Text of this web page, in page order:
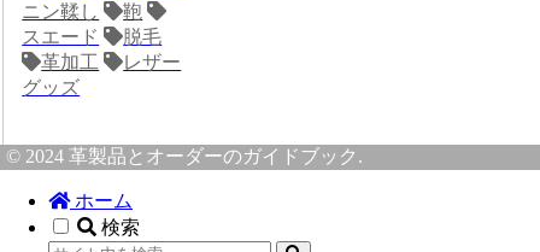
ニン鞣し
鞄
スエード
脱毛
革加工
レザー
グッズ
© 2024 革製品とオーダーのガイドブック.
ホーム
検索